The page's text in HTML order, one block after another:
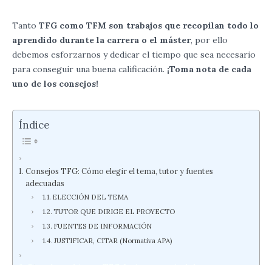
Tanto TFG como TFM son trabajos que recopilan todo lo
aprendido durante la carrera o el máster, por ello
debemos esforzarnos y dedicar el tiempo que sea necesario
para conseguir una buena calificación. ¡Toma nota de cada
uno de los consejos!
Índice
Consejos TFG: Cómo elegir el tema, tutor y fuentes
adecuadas
ELECCIÓN DEL TEMA
TUTOR QUE DIRIGE EL PROYECTO
FUENTES DE INFORMACIÓN
JUSTIFICAR, CITAR (Normativa APA)